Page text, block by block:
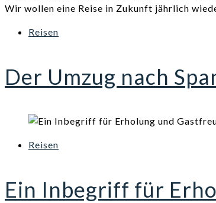
Wir wollen eine Reise in Zukunft jährlich
Reisen
Der Umzug nach
Reisen
Ein Inbegriff für